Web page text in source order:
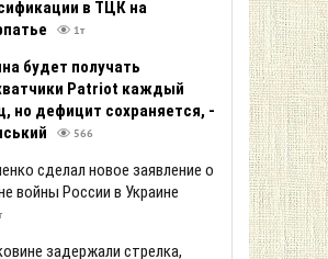
в ТЦК на
1т
будет получать
Patriot каждый
но дефицит сохраняется, -
566
сделал новое заявление о
войны России в Украине
задержали стрелка,